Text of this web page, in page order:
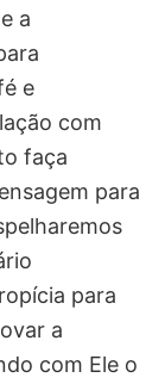
a
e
com
faça
para
para
a
com Ele o